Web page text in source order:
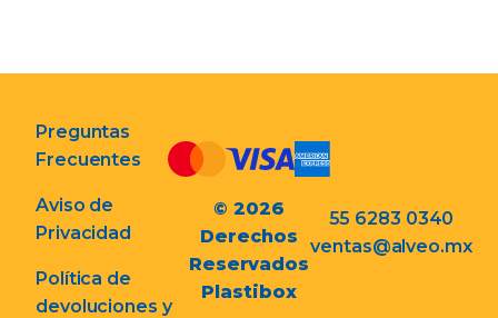
Preguntas
Frecuentes
Aviso de
Privacidad
Política de
devoluciones y
© 2026
Derechos
Reservados
Plastibox
55 6283 0340
ventas@alveo.mx